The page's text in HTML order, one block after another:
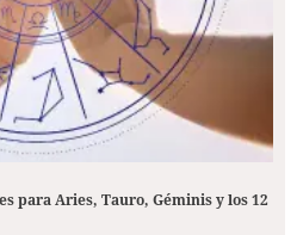
para Aries, Tauro, Géminis y los 12